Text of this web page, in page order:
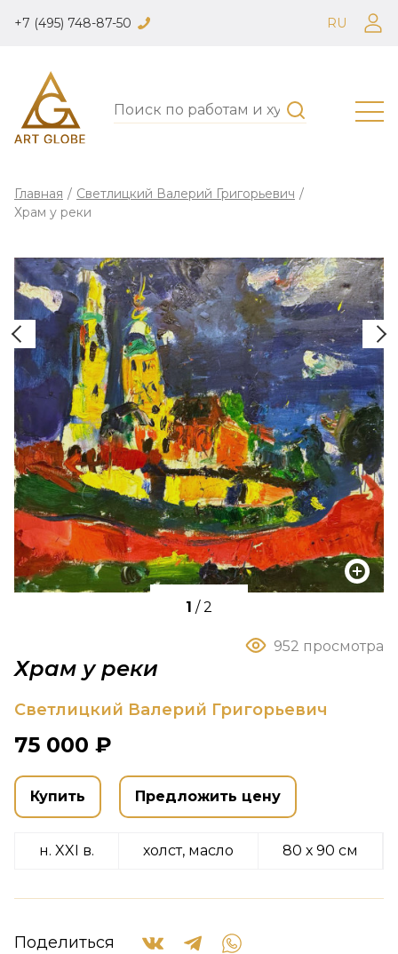
+7 (495) 748-87-50 RU
Главная / Светлицкий Валерий Григорьевич /
Храм у реки
1 /2
952 просмотра
Храм у реки
Светлицкий Валерий Григорьевич
75 000 ₽
Купить Предложить цену
н. XXI в. холст, масло 80 х 90 см
Поделиться